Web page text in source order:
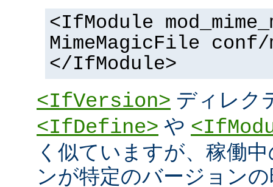
<IfModule
MimeMagicFile conf/
</IfModule>
<IfVersion> ディレク
<IfDefine> や
く似ていますが、稼働
ンが特定のバージョン